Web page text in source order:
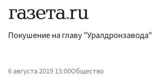
Покушение на главу "Уралдронзавода"
6 августа 2019 13:00Общество